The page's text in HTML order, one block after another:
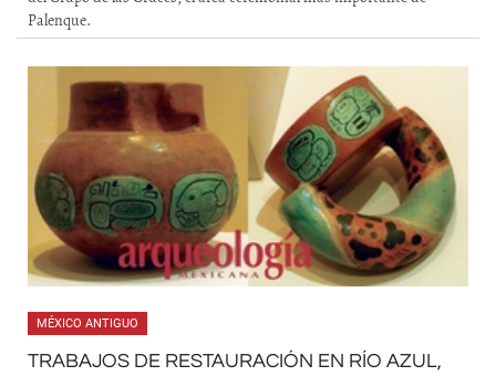
Palenque.
MÉXICO ANTIGUO
TRABAJOS DE RESTAURACIÓN EN RÍO AZUL,